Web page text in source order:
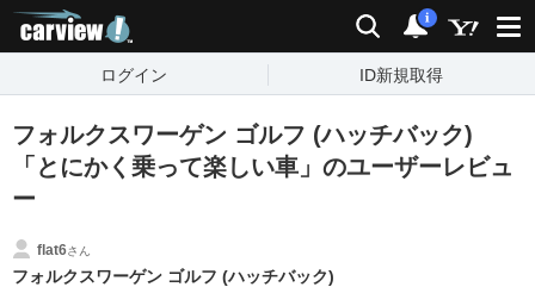
検索 通知
i
ログイン ID新規取得
フォルクスワーゲン ゴルフ (ハッチバック)
「とにかく乗って楽しい車」のユーザーレビュ
ー
flat6さん
フォルクスワーゲン ゴルフ (ハッチバック)